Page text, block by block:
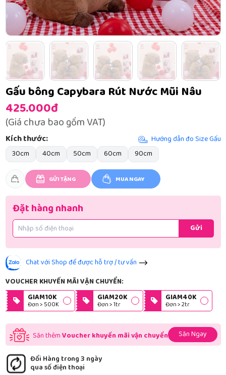
Gấu bông Capybara Rút Nước Mũi Nâu
425.000đ
(Giá chưa bao gồm VAT)
Kích thước:
Hướng dẫn đo Size Gấu
30cm
40cm 50cm 60cm 90cm
GỬI TẶNG MUA NGAY
Đặt hàng nhanh
Gửi
Chat với Shop để được hỗ trợ / tư vấn
VOUCHER KHUYẾN MÃI VẬN CHUYỂN:
GIAM10K
Đơn > 500K
GIAM20K
Đơn > 1tr
GIAM40K
Đơn > 2tr
Săn thêmVoucher khuyến mãi vận chuyển Săn Ngay
Đổi Hàng trong 3 ngày
qua số điện thoại